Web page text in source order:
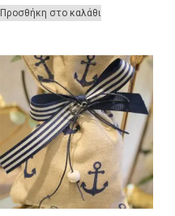
Προσθήκη στο καλάθι